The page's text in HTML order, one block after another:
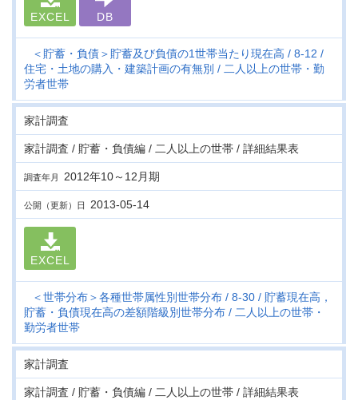
EXCEL DB
＜貯蓄・負債＞貯蓄及び負債の1世帯当たり現在高
8-12
住宅・土地の購入・建築計画の有無別
二人以上の世帯・勤
労者世帯
家計調査
家計調査 / 貯蓄・負債編 / 二人以上の世帯 / 詳細結果表
調査年月 2012年10～12月期
公開（更新）日 2013-05-14
EXCEL
＜世帯分布＞各種世帯属性別世帯分布 8-30
貯蓄現在高，
貯蓄・負債現在高の差額階級別世帯分布
二人以上の世帯・
勤労者世帯
家計調査
家計調査 / 貯蓄・負債編 / 二人以上の世帯 / 詳細結果表